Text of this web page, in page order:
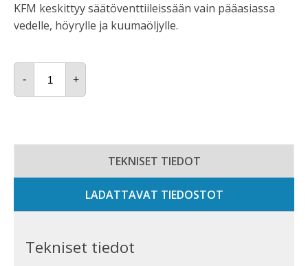
KFM keskittyy säätöventtiileissään vain pääasiassa
vedelle, höyrylle ja kuumaöljylle.
-
KFM
määrä
+
TEKNISET TIEDOT
LADATTAVAT TIEDOSTOT
Tekniset tiedot